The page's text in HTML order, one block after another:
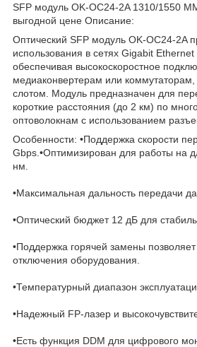
SFP модуль OK-OC24-2A 1310/1550
выгодной цене Описание:
Оптический SFP модуль OK-OC24-2A
использования в сетях Gigabit
обеспечивая высокоскоростное
медиаконвертерам или
слотом. Модуль предназначен для
короткие расстояния (до 2 км) по
оптоволокнам с использованием
Особенности: •Поддержка скорости
Gbps.•Оптимизирован для работы на
нм.
•Максимальная дальность передачи
•Оптический бюджет 12 дБ для
•Поддержка горячей замены
отключения оборудования.
•Температурный диапазон
•Надежный FP-лазер и
•Есть функция DDM для цифрового